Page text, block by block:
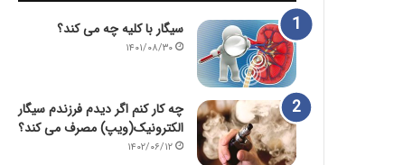
سیگار با کلیه چه می کند؟
۱۴۰۱/۰۸/۳۰
چه کار کنم اگر دیدم فرزندم سیگار
الکترونیک(ویپ) مصرف می کند؟
۱۴۰۲/۰۶/۱۲